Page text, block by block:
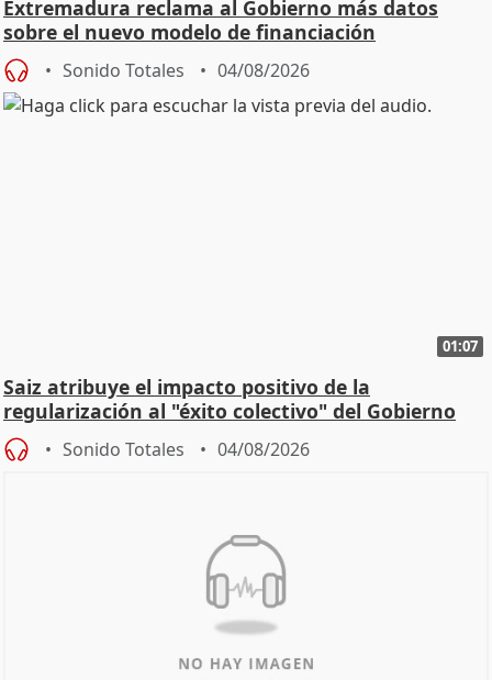
Extremadura reclama al Gobierno más datos
sobre el nuevo modelo de financiación
Sonido Totales 04/08/2026
01:07
Saiz atribuye el impacto positivo de la
regularización al "éxito colectivo" del Gobierno
Sonido Totales 04/08/2026